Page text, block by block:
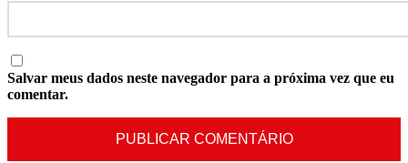
Salvar meus dados neste navegador para a próxima vez que eu
comentar.